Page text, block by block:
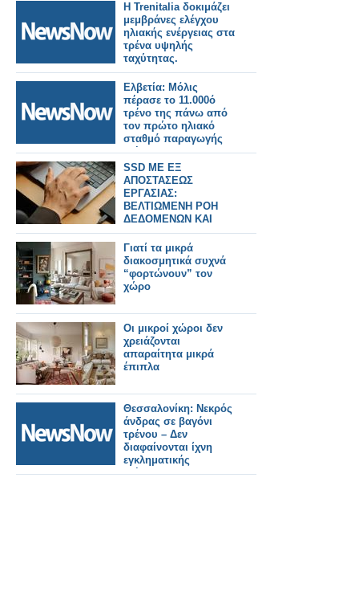
Η Trenitalia δοκιμάζει
μεμβράνες ελέγχου
ηλιακής ενέργειας στα
τρένα υψηλής
ταχύτητας.
Ελβετία: Μόλις
πέρασε το 11.000ό
τρένο της πάνω από
τον πρώτο ηλιακό
σταθμό παραγωγής
ενέργειας στον
κόσμο.
SSD ME ΕΞ
ΑΠΟΣΤΑΣΕΩΣ
ΕΡΓΑΣΙΑΣ:
ΒΕΛΤΙΩΜΕΝΗ ΡΟΗ
ΔΕΔΟΜΕΝΩΝ ΚΑΙ
ΕΞΟΙΚΟΝΟΜΗΣΗ
ΧΡΟΝΟΥ
Γιατί τα μικρά
διακοσμητικά συχνά
“φορτώνουν” τον
χώρο
Οι μικροί χώροι δεν
χρειάζονται
απαραίτητα μικρά
έπιπλα
Θεσσαλονίκη: Νεκρός
άνδρας σε βαγόνι
τρένου – Δεν
διαφαίνονται ίχνη
εγκληματικής
ενέργειας.